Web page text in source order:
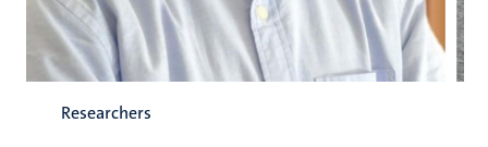
Researchers